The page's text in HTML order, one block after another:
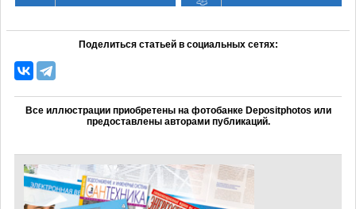
Поделиться статьей в социальных сетях:
Все иллюстрации приобретены на фотобанке Depositphotos или
предоставлены авторами публикаций.